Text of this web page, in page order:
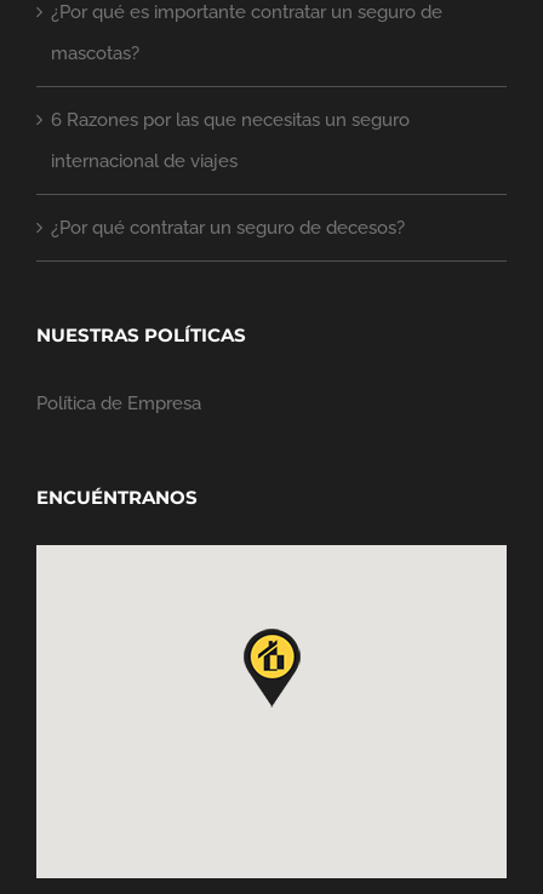
¿Por qué es importante contratar un seguro de
mascotas?
6 Razones por las que necesitas un seguro
internacional de viajes
¿Por qué contratar un seguro de decesos?
NUESTRAS POLÍTICAS
Política de Empresa
ENCUÉNTRANOS